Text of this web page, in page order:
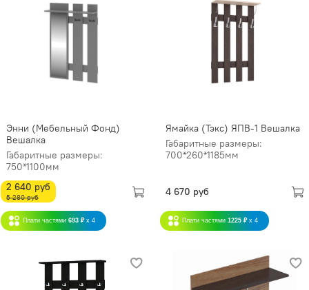
Энни (Мебельный Фонд)
Вешалка
Габаритные размеры:
750*1100мм
2 640 руб
5 280 руб
Плати частями 693 ₽ x 4
Ямайка (Тэкс) ЯПВ-1 Вешалка
Габаритные размеры:
700*260*1185мм
4 670 руб
Плати частями 1225 ₽ x 4